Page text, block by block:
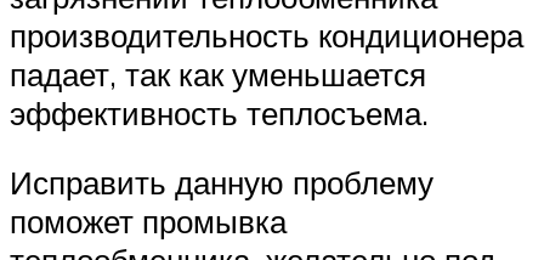
производительность кондиционера
падает, так как уменьшается
эффективность теплосъема.
Исправить данную проблему
поможет промывка